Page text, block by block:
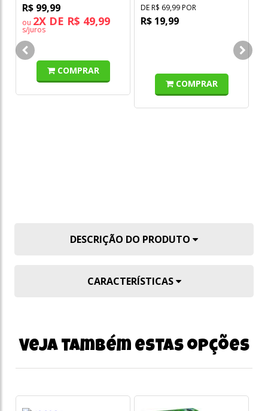
R$ 99,99
ou 2X DE R$ 49,99
s/juros
COMPRAR
DE R$ 69,99 POR
R$ 19,99
COMPRAR
DESCRIÇÃO DO PRODUTO
CARACTERÍSTICAS
Veja também estas opções